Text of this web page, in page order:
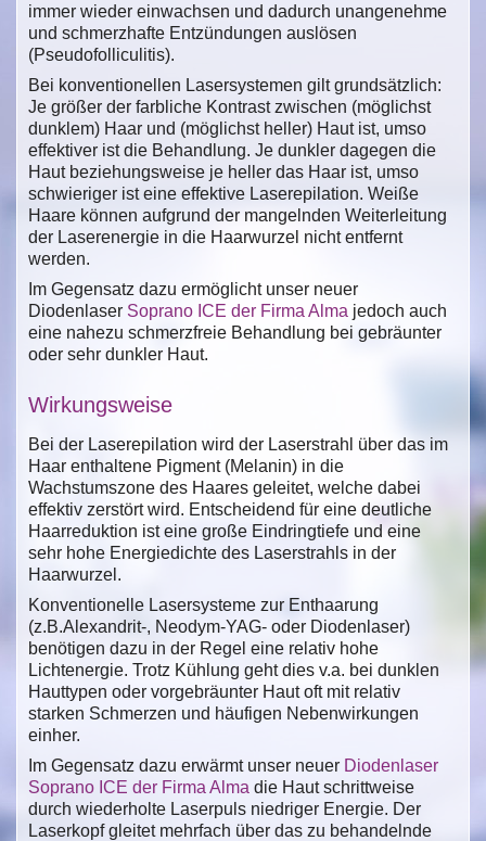
immer wieder einwachsen und dadurch unangenehme
und schmerzhafte Entzündungen auslösen
(Pseudofolliculitis).
Bei konventionellen Lasersystemen gilt grundsätzlich:
Je größer der farbliche Kontrast zwischen (möglichst
dunklem) Haar und (möglichst heller) Haut ist, umso
effektiver ist die Behandlung. Je dunkler dagegen die
Haut beziehungsweise je heller das Haar ist, umso
schwieriger ist eine effektive Laserepilation. Weiße
Haare können aufgrund der mangelnden Weiterleitung
der Laserenergie in die Haarwurzel nicht entfernt
werden.
Im Gegensatz dazu ermöglicht unser neuer
Diodenlaser Soprano ICE der Firma Alma jedoch auch
eine nahezu schmerzfreie Behandlung bei gebräunter
oder sehr dunkler Haut.
Wirkungsweise
Bei der Laserepilation wird der Laserstrahl über das im
Haar enthaltene Pigment (Melanin) in die
Wachstumszone des Haares geleitet, welche dabei
effektiv zerstört wird. Entscheidend für eine deutliche
Haarreduktion ist eine große Eindringtiefe und eine
sehr hohe Energiedichte des Laserstrahls in der
Haarwurzel.
Konventionelle Lasersysteme zur Enthaarung
(z.B.Alexandrit-, Neodym-YAG- oder Diodenlaser)
benötigen dazu in der Regel eine relativ hohe
Lichtenergie. Trotz Kühlung geht dies v.a. bei dunklen
Hauttypen oder vorgebräunter Haut oft mit relativ
starken Schmerzen und häufigen Nebenwirkungen
einher.
Im Gegensatz dazu erwärmt unser neuer Diodenlaser
Soprano ICE der Firma Alma die Haut schrittweise
durch wiederholte Laserpuls niedriger Energie. Der
Laserkopf gleitet mehrfach über das zu behandelnde